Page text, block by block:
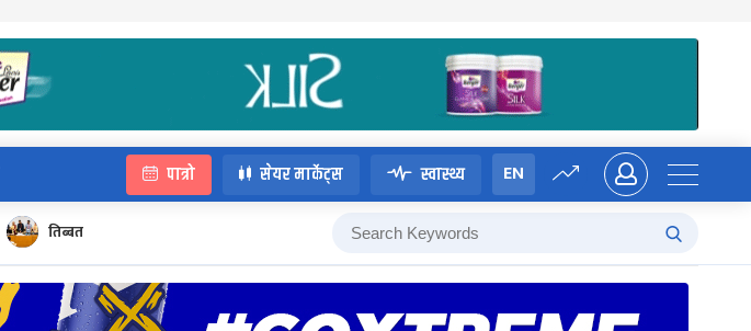
पात्रो सेयर मार्केट्स स्वास्थ्य EN
तिब्बत